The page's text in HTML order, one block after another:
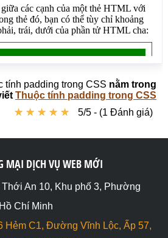
30px)</p></div>
tính padding trong CSS nằm trong
Thuộc tính padding trong CSS
★ ★ ★ ★ ★
★ ★ ★ ★ ★ 5/5 - (1 Đánh giá)
MẠI DỊCH VỤ WEB MỚI
An 10, Khu phố 3, Phường
Chí Minh
Hẻm C1, Đường Vĩnh Lộc, Ấp 57,